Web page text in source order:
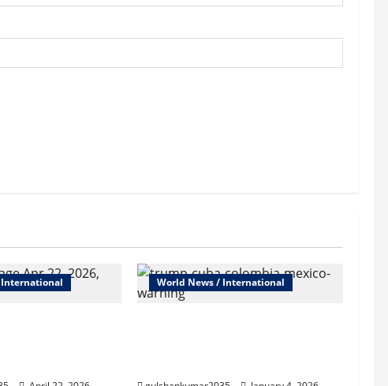
World News / International